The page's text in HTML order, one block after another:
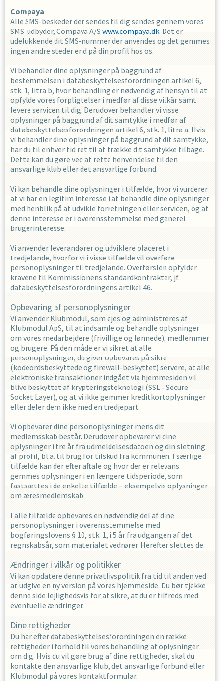
Compaya
Alle SMS-beskeder der sendes til dig sendes gennem vores
SMS-udbyder, Compaya A/S www.compaya.dk. Det er
udelukkende dit SMS-nummer der anvendes og det gemmes
ingen andre steder end på din profil hos os.
Vi behandler dine oplysninger på baggrund af
bestemmelsen i databeskyttelsesforordningen artikel 6,
stk. 1, litra b, hvor behandling er nødvendig af hensyn til at
opfylde vores forpligtelser i medfør af disse vilkår samt
levere servicen til dig. Derudover behandler vi visse
oplysninger på baggrund af dit samtykke i medfør af
databeskyttelsesforordningen artikel 6, stk. 1, litra a. Hvis
vi behandler dine oplysninger på baggrund af dit samtykke,
har du til enhver tid ret til at trække dit samtykke tilbage.
Dette kan du gøre ved at rette henvendelse til den
ansvarlige klub eller det ansvarlige forbund.
Vi kan behandle dine oplysninger i tilfælde, hvor vi vurderer
at vi har en legitim interesse i at behandle dine oplysninger
med henblik på at udvikle forretningen eller servicen, og at
denne interesse er i overensstemmelse med generel
brugerinteresse.
Vi anvender leverandører og udviklere placeret i
tredjelande, hvorfor vi i visse tilfælde vil overføre
personoplysninger til tredjelande. Overførslen opfylder
kravene til Kommissionens standardkontrakter, jf.
databeskyttelsesforordningens artikel 46.
Opbevaring af personoplysninger
Vi anvender Klubmodul, som ejes og administreres af
Klubmodul ApS, til at indsamle og behandle oplysninger
om vores medarbejdere (frivillige og lønnede), medlemmer
og brugere. På den måde er vi sikret at alle
personoplysninger, du giver opbevares på sikre
(kodeordsbeskyttede og firewall-beskyttet) servere, at alle
elektroniske transaktioner indgået via hjemmesiden vil
blive beskyttet af krypteringsteknologi (SSL - Secure
Socket Layer), og at vi ikke gemmer kreditkortoplysninger
eller deler dem ikke med en tredjepart.
Vi opbevarer dine personoplysninger mens dit
medlemsskab består. Derudover opbevarer vi dine
oplysninger i tre år fra udmeldelsesdatoen og din sletning
af profil, bl.a. til brug for tilskud fra kommunen. l særlige
tilfælde kan der efter aftale og hvor der er relevans
gemmes oplysninger i en længere tidsperiode, som
fastsættes i de enkelte tilfælde – eksempelvis oplysninger
om æresmedlemskab.
I alle tilfælde opbevares en nødvendig del af dine
personoplysninger i overensstemmelse med
bogføringslovens § 10, stk. 1, i 5 år fra udgangen af det
regnskabsår, som materialet vedrører. Herefter slettes de.
Ændringer i vilkår og politikker
Vi kan opdatere denne privatlivspolitik fra tid til anden ved
at udgive en ny version på vores hjemmeside. Du bør tjekke
denne side lejlighedsvis for at sikre, at du er tilfreds med
eventuelle ændringer.
Dine rettigheder
Du har efter databeskyttelsesforordningen en række
rettigheder i forhold til vores behandling af oplysninger
om dig. Hvis du vil gøre brug af dine rettigheder, skal du
kontakte den ansvarlige klub, det ansvarlige forbund eller
Klubmodul på vores kontaktformular.